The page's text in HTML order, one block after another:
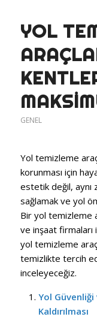
YOL
GENEL
Yol temizleme
korunması için
estetik değil, aynı
sağlamak ve yol
Bir yol temizleme
ve inşaat firmaları
yol temizleme
temizlikte tercih
inceleyeceğiz.
Yol
Kaldırılması